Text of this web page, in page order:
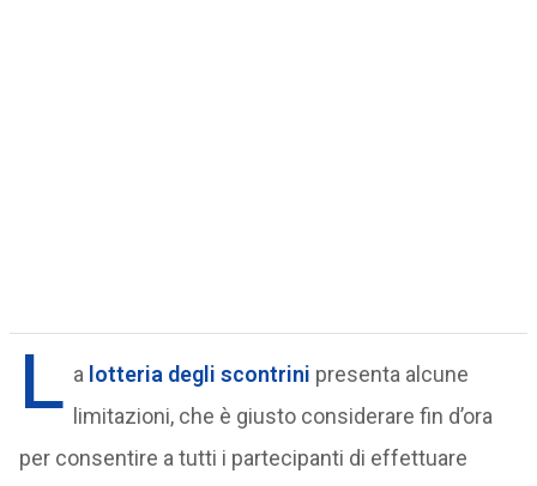
L a lotteria degli scontrini presenta alcune
limitazioni, che è giusto considerare fin d’ora
per consentire a tutti i partecipanti di effettuare